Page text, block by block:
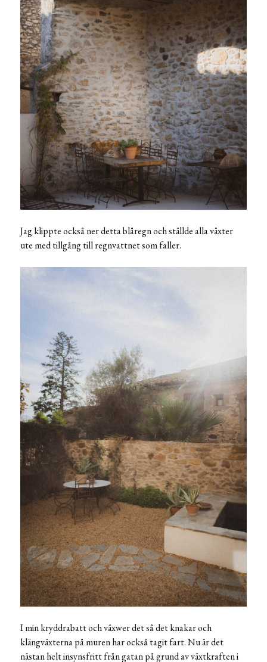
Jag klippte också ner detta blåregn och ställde alla växter
ute med tillgång till regnvattnet som faller.
I min kryddrabatt och växwer det så det knakar och
klängväxterna på muren har också tagit fart. Nu är det
nästan helt insynsfritt från gatan på grund av växtkraften i